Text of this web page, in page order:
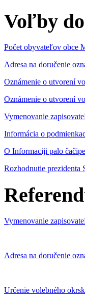
Voľby
Počet obyvateľov obce
Adresa na doručenie
Oznámenie o utvorení
Oznámenie o utvorení
Vymenovanie
Informácia o
O Informaciji palo
Rozhodnutie prezidenta
Vymenovanie
Adresa na doručenie
Určenie volebného